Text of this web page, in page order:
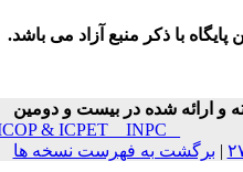
با ذکر منبع آزاد می باشد.
و ارائه شده در بیست و دومین
ICOP & ICPET _ INPC _
|برگشت به فهرست نسخه ها